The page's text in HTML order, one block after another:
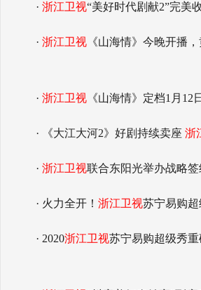
· 浙江卫视“美好时代剧献2”完美
· 浙江卫视 《山海情》今晚开播
· 浙江卫视 《山海情》定档1月
· 《大江大河2》好剧持续卖座 浙
· 浙江卫视联合东阳光举办战略
· 火力全开！ 浙江卫视苏宁易购
· 2020浙江卫视苏宁易购超级秀